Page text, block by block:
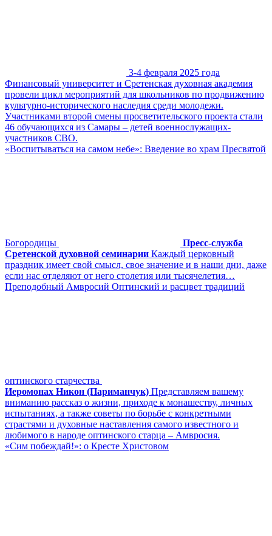
3-4 февраля 2025 года
Финансовый университет и Сретенская духовная академия
провели цикл мероприятий для школьников по продвижению
культурно-исторического наследия среди молодежи.
Участниками второй смены просветительского проекта стали
46 обучающихся из Самары – детей военнослужащих-
участников СВО.
«Воспитываться на самом небе»: Введение во храм Пресвятой
Богородицы
Пресс-служба
Сретенской духовной семинарии Каждый церковный
праздник имеет свой смысл, свое значение и в наши дни, даже
если нас отделяют от него столетия или тысячелетия…
Преподобный Амвросий Оптинский и расцвет традиций
оптинского старчества
Иеромонах Никон (Париманчук) Представляем вашему
вниманию рассказ о жизни, приходе к монашеству, личных
испытаниях, а также советы по борьбе с конкретными
страстями и духовные наставления самого известного и
любимого в народе оптинского старца – Амвросия.
«Сим побеждай!»: о Кресте Христовом